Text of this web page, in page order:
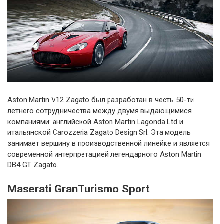
Aston Martin V12 Zagato был разработан в честь 50-ти
летнего сотрудничества между двумя выдающимися
компаниями: английской Aston Martin Lagonda Ltd и
итальянской Carozzeria Zagato Design Srl. Эта модель
занимает вершину в производственной линейке и является
современной интерпретацией легендарного Aston Martin
DB4 GT Zagato.
Maserati GranTurismo Sport